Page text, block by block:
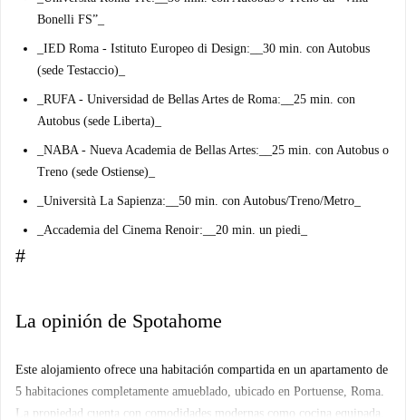
Bonelli FS”_
IED Roma - Istituto Europeo di Design: __30 min. con Autobus
(sede Testaccio)_
RUFA - Universidad de Bellas Artes de Roma: __25 min. con
Autobus (sede Liberta)_
NABA - Nueva Academia de Bellas Artes: __25 min. con Autobus o
Treno (sede Ostiense)_
Università La Sapienza: __50 min. con Autobus/Treno/Metro_
Accademia del Cinema Renoir: __20 min. un piedi_
#
La opinión de Spotahome
Este alojamiento ofrece una habitación compartida en un apartamento de
5 habitaciones completamente amueblado, ubicado en Portuense, Roma.
La propiedad cuenta con comodidades modernas como cocina equipada,